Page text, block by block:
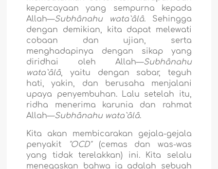
kepercayaan yang sempurna kepada
Allah—Subhânahu wata`âlâ. Sehingga
dengan demikian, kita dapat melewati
cobaan dan ujian, serta
menghadapinya dengan sikap yang
diridhai oleh Allah—Subhânahu
wata`âlâ, yaitu dengan sabar, teguh
hati, yakin, dan berusaha menjalani
upaya penyembuhan.
Lalu setelah itu,
ridha menerima karunia dan rahmat
Allah—Subhânahu wata`âlâ.
Kita akan membicarakan gejala-gejala
penyakit
"OCD" (cemas dan was-was
yang tidak terelakkan) ini. Kita selalu
menegaskan bahwa ia adalah sebuah